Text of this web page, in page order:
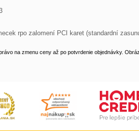
rpo zalomení PCI karet (standardní
na zmenu ceny až po potvrdenie objednávky.